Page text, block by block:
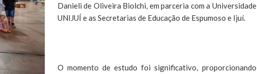
Danieli de Oliveira Biolchi, em parceria com a Universidade
UNIJUÍ e as Secretarias de Educação de Espumoso e Ijuí.
O momento de estudo foi significativo, proporcionando